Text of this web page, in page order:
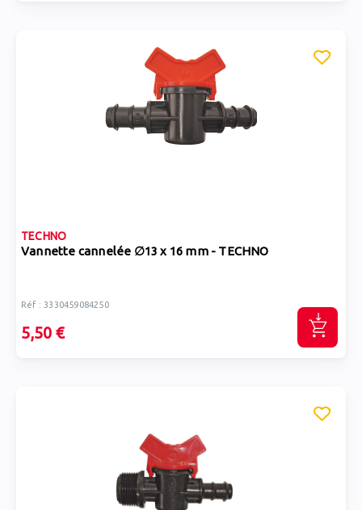
TECHNO
Vannette cannelée ∅13 x 16 mm - TECHNO
Réf : 3330459084250
5,50 €